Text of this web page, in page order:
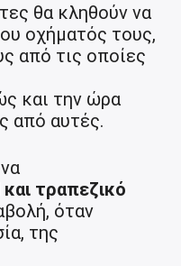
θα κληθούν να
οχήματός τους,
από τις οποίες
και την ώρα
από αυτές.
τραπεζικό
όταν
της